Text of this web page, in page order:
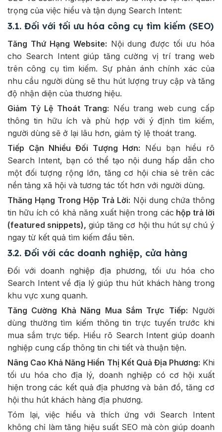
trọng của việc hiểu và tận dụng Search Intent:
3.1. Đối với tối ưu hóa công cụ tìm kiếm (SEO)
Tăng Thứ Hạng Website: Nội dung được tối ưu hóa
cho Search Intent giúp tăng cường vị trí trang web
trên công cụ tìm kiếm. Sự phản ánh chính xác của
nhu cầu người dùng sẽ thu hút lượng truy cập và tăng
độ nhận diện của thương hiệu.
Giảm Tỷ Lệ Thoát Trang: Nếu trang web cung cấp
thông tin hữu ích và phù hợp với ý định tìm kiếm,
người dùng sẽ ở lại lâu hơn, giảm tỷ lệ thoát trang.
Tiếp Cận Nhiều Đối Tượng Hơn: Nếu bạn hiểu rõ
Search Intent, bạn có thể tạo nội dung hấp dẫn cho
một đối tượng rộng lớn, tăng cơ hội chia sẻ trên các
nền tảng xã hội và tương tác tốt hơn với người dùng.
Thăng Hạng Trong Hộp Trả Lời: Nội dung chứa thông
tin hữu ích có khả năng xuất hiện trong các hộp trả lời
(featured snippets), giúp tăng cơ hội thu hút sự chú ý
ngay từ kết quả tìm kiếm đầu tiên.
3.2. Đối với các doanh nghiệp, cửa hàng
Đối với doanh nghiệp địa phương, tối ưu hóa cho
Search Intent về địa lý giúp thu hút khách hàng trong
khu vực xung quanh.
Tăng Cường Khả Năng Mua Sắm Trực Tiếp: Người
dùng thường tìm kiếm thông tin trực tuyến trước khi
mua sắm trực tiếp. Hiểu rõ Search Intent giúp doanh
nghiệp cung cấp thông tin chi tiết và thuận tiện.
Nâng Cao Khả Năng Hiển Thị Kết Quả Địa Phương: Khi
tối ưu hóa cho địa lý, doanh nghiệp có cơ hội xuất
hiện trong các kết quả địa phương và bản đồ, tăng cơ
hội thu hút khách hàng địa phương.
Tóm lại, việc hiểu và thích ứng với Search Intent
không chỉ làm tăng hiệu suất SEO mà còn giúp doanh